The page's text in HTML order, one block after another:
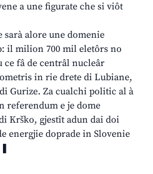
a une figurate che si viôt
sarà alore une domenie
il milion 700 mil eletôrs no
ce fâ de centrâl nucleâr
in rie drete di Lubiane,
Gurize. Za cualchi politic al à
referendum e je dome
Krško, gjestît adun dai doi
energjie doprade in Slovenie